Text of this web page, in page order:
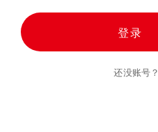
登录
还没账号？